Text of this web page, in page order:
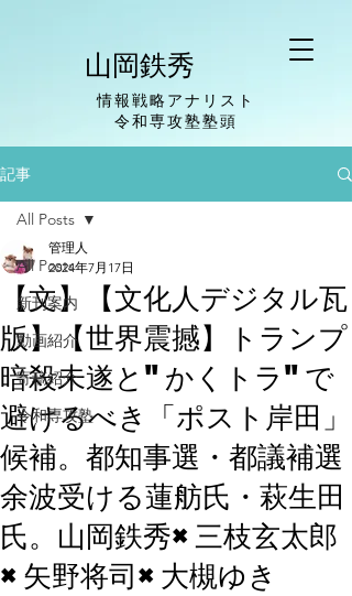
山岡鉄秀
情報戦略アナリスト
​令和専攻塾塾頭
記事
All Posts
新刊案内
動画紹介
寄稿紹介
令和専攻塾
All Posts
【文】【文化人デジタル瓦
版】【世界震撼】トランプ
暗殺未遂と"かくトラ"で
避けるべき「ポスト岸田」
候補。都知事選・都議補選
余波受ける蓮舫氏・萩生田
氏。山岡鉄秀×三枝玄太郎
×矢野将司×大槻ゆき
管理人
2024年7月17日